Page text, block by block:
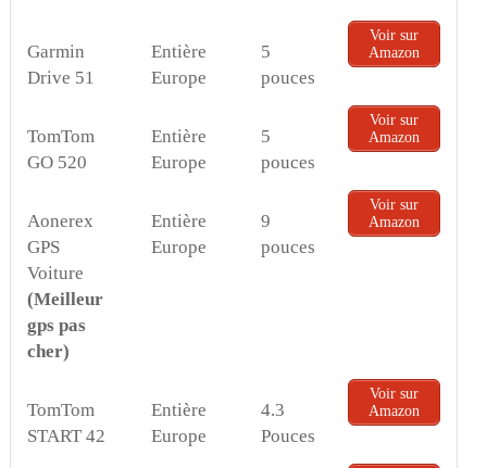
Garmin
Drive 51
Entière
Europe
5
pouces
Voir sur
Amazon
TomTom
GO 520
Entière
Europe
5
pouces
Voir sur
Amazon
Aonerex
GPS
Voiture
(Meilleur
gps pas
cher)
Entière
Europe
9
pouces
Voir sur
Amazon
TomTom
START 42
Entière
Europe
4.3
Pouces
Voir sur
Amazon